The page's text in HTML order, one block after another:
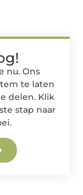
nu. Ons
te laten
delen. Klik
stap naar